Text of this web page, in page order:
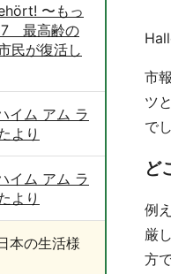
市
ツ
で
ど
例
厳
方
〜もっ
最高齢の
民が復活し
ム アム ラ
より
ム アム ラ
より
の生活様